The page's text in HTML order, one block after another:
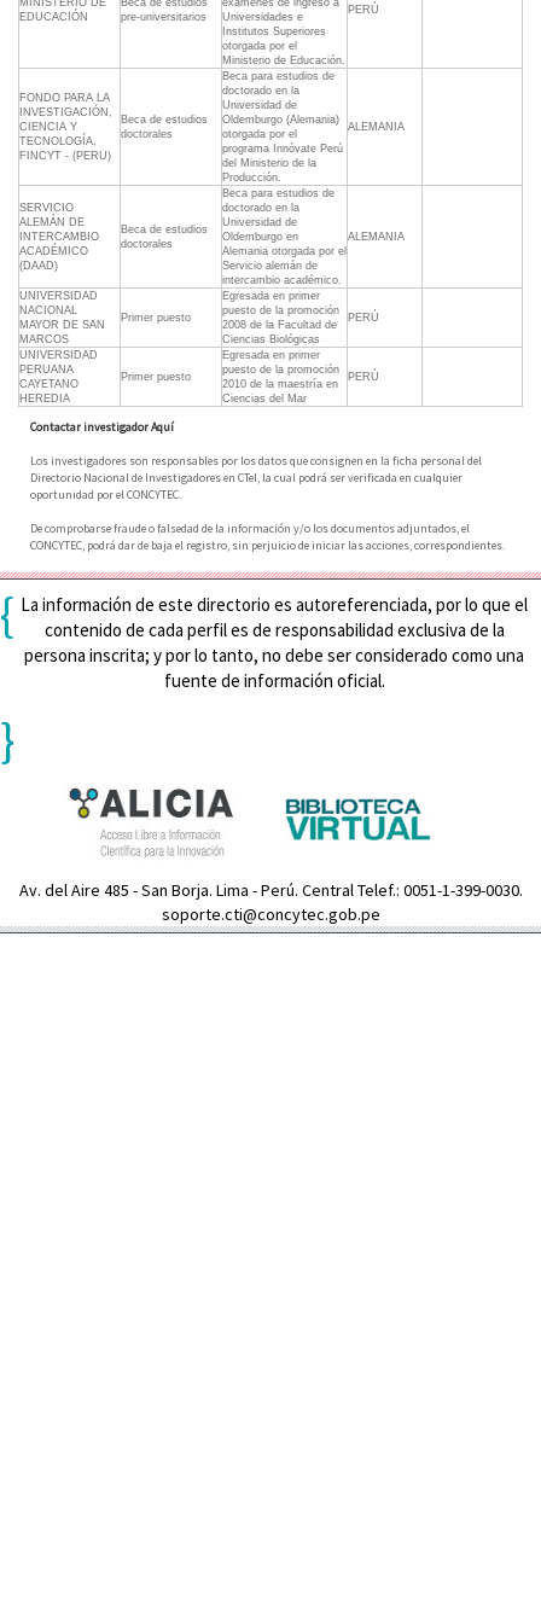
MINISTERIO DE
EDUCACIÓN
Beca de estudios
pre-universitarios
exámenes de ingreso a
Universidades e
Institutos Superiores
otorgada por el
Ministerio de Educación.
PERÚ
FONDO PARA LA
INVESTIGACIÓN,
CIENCIA Y
TECNOLOGÍA,
FINCYT - (PERU)
Beca de estudios
doctorales
Beca para estudios de
doctorado en la
Universidad de
Oldemburgo (Alemania)
otorgada por el
programa Innóvate Perú
del Ministerio de la
Producción.
ALEMANIA
SERVICIO
ALEMÁN DE
INTERCAMBIO
ACADÉMICO
(DAAD)
Beca de estudios
doctorales
Beca para estudios de
doctorado en la
Universidad de
Oldemburgo en
Alemania otorgada por el
Servicio alemán de
intercambio académico.
ALEMANIA
UNIVERSIDAD
NACIONAL
MAYOR DE SAN
MARCOS
Primer puesto
Egresada en primer
puesto de la promoción
2008 de la Facultad de
Ciencias Biológicas
PERÚ
UNIVERSIDAD
PERUANA
CAYETANO
HEREDIA
Primer puesto
Egresada en primer
puesto de la promoción
2010 de la maestría en
Ciencias del Mar
PERÚ
Contactar investigador Aquí
Los investigadores son responsables por los datos que consignen en la ficha personal del
Directorio Nacional de Investigadores en CTeI, la cual podrá ser verificada en cualquier
oportunidad por el CONCYTEC.
De comprobarse fraude o falsedad de la información y/o los documentos adjuntados, el
CONCYTEC, podrá dar de baja el registro, sin perjuicio de iniciar las acciones, correspondientes.
{ La información de este directorio es autoreferenciada, por lo que el
contenido de cada perfil es de responsabilidad exclusiva de la
persona inscrita; y por lo tanto, no debe ser considerado como una
fuente de información oficial.
}
Av. del Aire 485 - San Borja. Lima - Perú. Central Telef.: 0051-1-399-0030.
soporte.cti@concytec.gob.pe